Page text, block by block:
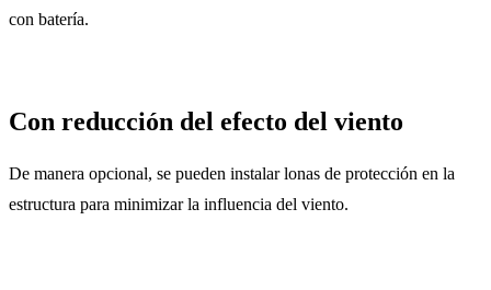
con batería.
Con reducción del efecto del viento
De manera opcional, se pueden instalar lonas de protección en la
estructura para minimizar la influencia del viento.